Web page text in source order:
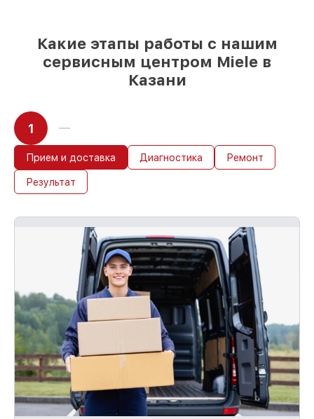
Какие этапы работы с нашим
сервисным центром Miele в
Казани
1
Прием и доставка Диагностика Ремонт
Результат